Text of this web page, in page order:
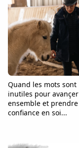
Quand les mots sont
inutiles pour avançer
ensemble et prendre
confiance en soi...